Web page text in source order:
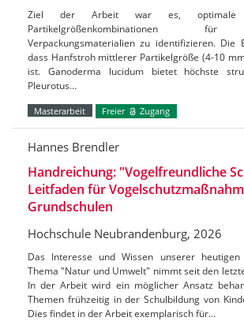
Ziel der Arbeit war es, optimale
Partikelgrößenkombinationen für
Verpackungsmaterialien zu identifizieren. Die
dass Hanfstroh mittlerer Partikelgröße (4-10
ist. Ganoderma lucidum bietet höchste
Pleurotus…
Masterarbeit Freier Zugang
Hannes Brendler
Handreichung: "Vogelfreundliche
Leitfaden für
Grundschulen
Hochschule Neubrandenburg, 2026
Das Interesse und Wissen unserer heutigen
Thema "Natur und Umwelt" nimmt seit den
In der Arbeit wird ein möglicher Ansatz
Themen frühzeitig in der Schulbildung von
Dies findet in der Arbeit exemplarisch für…